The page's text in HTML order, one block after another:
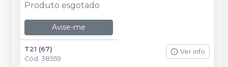
Produto esgotado
Avise-me
T21 (67)
Cód. 38559
Ver info